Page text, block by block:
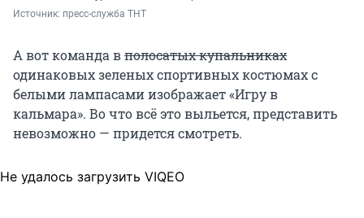
Источник: пресс-служба ТНТ
А вот команда вполосатых купальниках
одинаковых зеленых спортивных костюмах с
белыми лампасами изображает «Игру в
кальмара». Во что всё это выльется, представить
невозможно — придется смотреть.
Не удалось загрузить VIQEO